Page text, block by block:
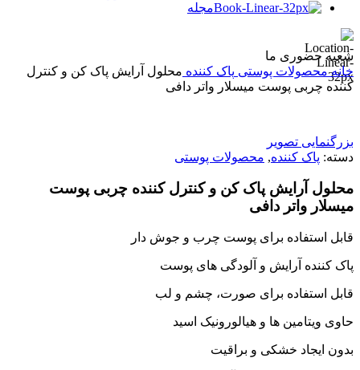
مجله
شعبه حضوری ما
خانهمحصولات پوستی پاک کننده محلول آرایش پاک کن و کنترل
کننده چربی پوست میسلار واتر دافی
بزرگنمایی تصویر
دسته: پاک کننده, محصولات پوستی
محلول آرایش پاک کن و کنترل کننده چربی پوست
میسلار واتر دافی
قابل استفاده برای پوست چرب و جوش دار
پاک کننده آرایش و آلودگی های پوست
قابل استفاده برای صورت، چشم و لب
حاوی ویتامین ها و هیالورونیک اسید
بدون ایجاد خشکی و براقیت